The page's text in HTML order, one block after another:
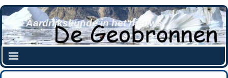
Aardrijkskunde in het nieuws